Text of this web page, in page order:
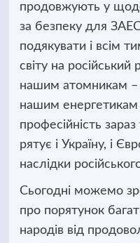
продовжують у
за безпеку для
подякувати і всім
світу на
нашим атомникам –
нашим енергетикам
професійність
рятує і Україну, і
наслідки
Сьогодні можемо
про порятунок
народів від